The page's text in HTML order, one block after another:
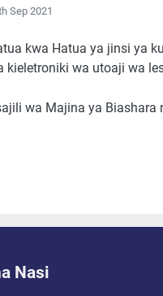
Sep 2021
kwa Hatua ya jinsi ya
kieletroniki wa utoaji wa
wa Majina ya Biashara
Nasi